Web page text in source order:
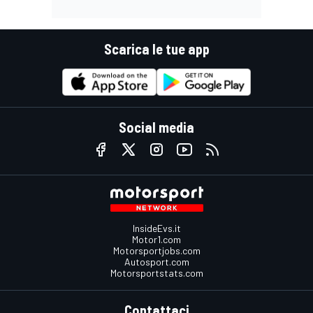
Scarica le tue app
Social media
InsideEvs.it
Motor1.com
Motorsportjobs.com
Autosport.com
Motorsportstats.com